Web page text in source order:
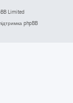
Limited
phpBB